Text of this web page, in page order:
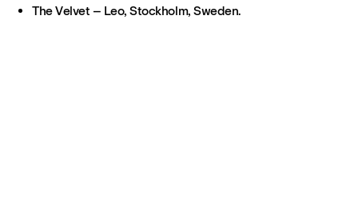
The Velvet – Leo, Stockholm, Sweden.